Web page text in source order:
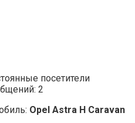
посетители
2
Opel Astra H Caravan